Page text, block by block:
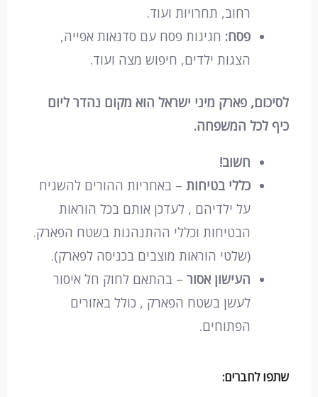
רחוב, תחרויות ועוד.
פסח: חגיגות פסח עם סדנאות אפייה,
הצגות ילדים, חיפוש מצה ועוד.
לסיכום, פארק מיני ישראל הוא מקום נהדר ליום
כיף לכל המשפחה.
חשוב!
כללי בטיחות – באחריות ההורים להשגיח
על ילדיהם , לעדכן אותם בכל הוראות
הבטיחות וכללי ההתנהגות בשטח הפארק.
(שלטי הוראות מוצבים בכניסה לפארק).
העישון אסור – בהתאם לחוק חל איסור
לעשן בשטח הפארק , כולל באזורים
הפתוחים.
שתפו לחברים: